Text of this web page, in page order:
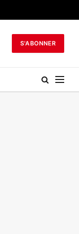
S'ABONNER